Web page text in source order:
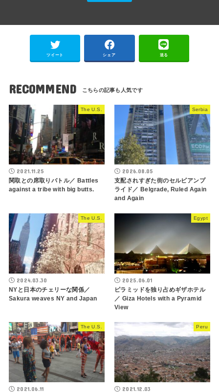
ツイート シェア 送る
RECOMMEND
The U.S.
2021.11.25
関取との席取りバトル／ Battles
against a tribe with big butts.
Serbia
2026.08.05
支配されすぎた街のセルビアンプ
ライド／ Belgrade, Ruled Again
and Again
The U.S.
2024.03.30
NYと日本のチェリーな関係／
Sakura weaves NY and Japan
Egypt
2025.06.01
ピラミッドを独り占めギザホテル
／ Giza Hotels with a Pyramid
View
The U.S.
2021.06.11
Peru
2021.12.03